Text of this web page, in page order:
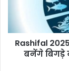
वालों
Rashifal
बनेंगे बिगड़े